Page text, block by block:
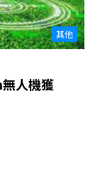
其他
人機獲